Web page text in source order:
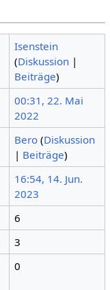
Isenstein
(Diskussion |
Beiträge)
00:31, 22. Mai
2022
Bero (Diskussion
| Beiträge)
16:54, 14. Jun.
2023
6
3
0